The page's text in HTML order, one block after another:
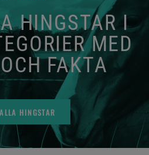
HINGSTAR I
MED
FAKTA
HINGSTAR